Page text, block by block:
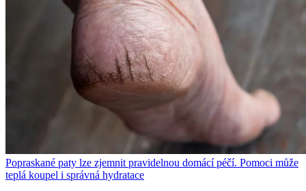
Popraskané paty lze zjemnit pravidelnou domácí péčí. Pomoci může
teplá koupel i správná hydratace